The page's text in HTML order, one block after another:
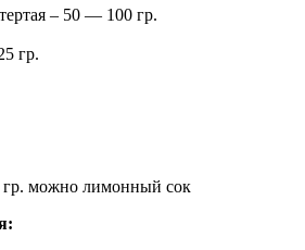
– 50 — 100 гр.
гр.
можно лимонный сок